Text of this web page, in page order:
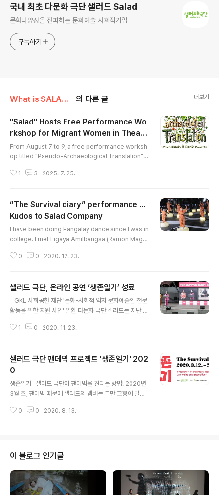
국내 최초 다문화 극단 샐러드 Salad
문화다양성을 전파하는 문화예술 사회적기업
구독하기
What is SALAD/News 의 다른 글 더보기
"Salad" Hosts Free Performance Wo
rkshop for Migrant Women in Theate
r Mitte Berlin
From August 7 to 9, a free performance worksh
op titled "Pseudo-Archaeological Translation"
Berlin, hosted by the Salad Theater Company. T
n through the artistic lens, focusing on the diary
of Tran Tan Lan, a Vietnamese migrant woman
1 3 2025. 7. 25.
“The Survival diary” performance ...
Kudos to Salad Company
I have been doing Pangalay dance since I was in
college. I met Ligaya Amilbangsa (Ramon Mags
s Pangalay dancer in the Philippines) and make f
me more than 5 years to perfect the dance. It w
as really indeed difficult. As for the salad Comp
any performance “The..
0 0 2020. 12. 23.
샐러드 극단, 온라인 공연 ‘생존일기’ 성료
- GKL 사회공헌 재단 '문화-사회적 약자 문화예술인 전문
활동을 위한 지원 사업' 일환 다문화 극단 샐러드는 지난 1
황을 담은 신작 ‘생존일기’(연출: 박경주) 공연을 GKL 사회
9(Covid-19)로 인해 한국에 재입국하지 못하고 있는 상
황에서 필리핀과 몽골에 체류 중인 단원들이 박경주 연출
과 함께 온라인으로 소통하면서 공동 창작한 작품이다. 특
히 지난 21일 토요일에는 대학로 마로니에 야외공연장을
방송 스튜디오로 변신시킨 후에, 박 연출이 직접 사회를 보
며 필리핀에 체류 중인 단원 힐 히존과 로나 드 마테오 그리
1 0 2020. 11. 23.
샐러드 극단 팬데믹 프로젝트 '생존일기' 202
0
생존일기_ 샐러드 극단이 팬데믹을 견디는 방법! 2020년
3월 초, 팬데믹 때문에 샐러드의 멤버는 그만 고향에 발이
한국에 입국할 수 없다. 오는 11월 그들이 공연을 하는 것이
수 있을까? 작품명: 생존일기 Survival Diary TV 제작:
샐러드 후원: GKL사회공헌재단 제작년도: 2020년 생존
일기 홈페이지: www.survivaldiary.tv 생존일기 유튜브
채널: www.youtube.com/channel/UCTp15kasvG
sg2xe-fflza2w 기획/ ..
0 0 2020. 8. 13.
이 블로그 인기글